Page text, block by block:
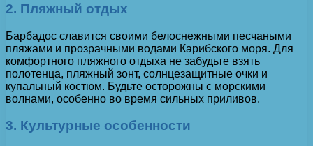
2. Пляжный отдых
Барбадос славится своими белоснежными песчаными
пляжами и прозрачными водами Карибского моря. Для
комфортного пляжного отдыха не забудьте взять
полотенца, пляжный зонт, солнцезащитные очки и
купальный костюм. Будьте осторожны с морскими
волнами, особенно во время сильных приливов.
3. Культурные особенности